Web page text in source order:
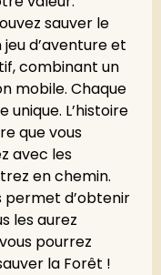
sauver le
d’aventure et
combinant un
mobile. Chaque
L’histoire
que vous
avec les
en chemin.
permet d’obtenir
les aurez
pourrez
la Forêt !